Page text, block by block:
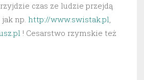
czas ze ludzie przejdą
np. http://www.swistak.pl,
! Cesarstwo rzymskie też